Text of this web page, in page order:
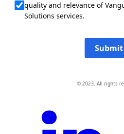
quality and relevance of
Solutions services.
Submit
© 2023. All rights